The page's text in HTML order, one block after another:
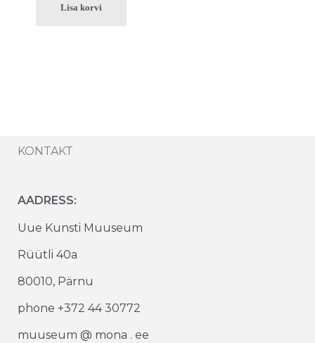
Lisa korvi
KONTAKT
AADRESS:
Uue Kunsti Muuseum
Rüütli 40a
80010, Pärnu
phone +372 44 30772
muuseum @ mona . ee